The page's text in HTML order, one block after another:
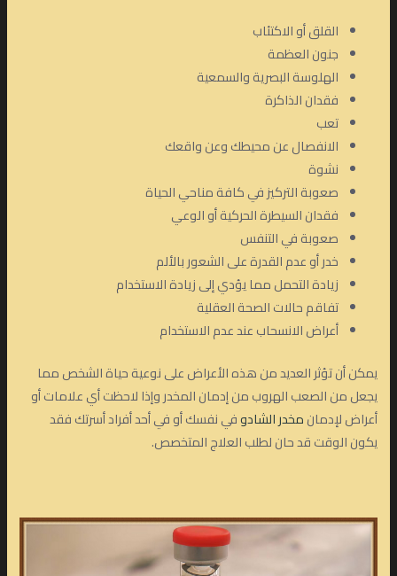
القلق أو الاكتئاب
جنون العظمة
الهلوسة البصرية والسمعية
فقدان الذاكرة
تعب
الانفصال عن محيطك وعن واقعك
نشوة
صعوبة التركيز في كافة مناحي الحياة
فقدان السيطرة الحركية أو الوعي
صعوبة في التنفس
خدر أو عدم القدرة على الشعور بالألم
زيادة التحمل مما يؤدي إلى زيادة الاستخدام
تفاقم حالات الصحة العقلية
أعراض الانسحاب عند عدم الاستخدام
يمكن أن تؤثر العديد من هذه الأعراض على نوعية حياة الشخص مما
يجعل من الصعب الهروب من إدمان المخدر وإذا لاحظت أي علامات أو
أعراض لإدمانمخدر الشادوفي نفسك أو في أحد أفراد أسرتك فقد
يكون الوقت قد حان لطلب العلاج المتخصص.